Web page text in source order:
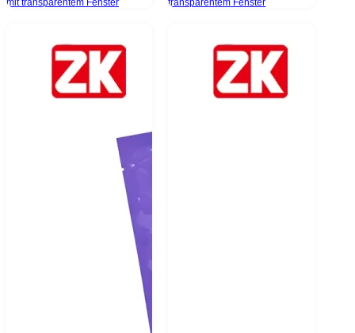
mit transparentem Fenster
transparentem Fenster